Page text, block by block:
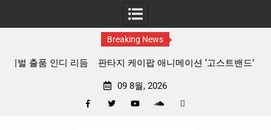
Breaking News
판타지 케이팝 애니메이션 ‘고스트밴드’ 8월 26일(수) 개봉
09 8월, 2026